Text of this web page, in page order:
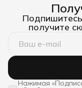
получите
Нажимая